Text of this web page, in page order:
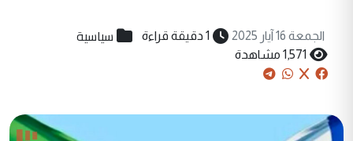
الجمعة 16 آيار 2025 1 دقيقة قراءة سياسية
1,571 مشاهدة